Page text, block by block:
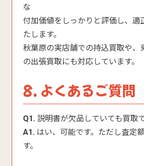
な
付加価値をしっかりと評価し、適
たします。
秋葉原の実店舗での持込買取や、
の出張買取にも対応しています。
8. よくあるご質問
Q1. 説明書が欠品していても買取
A1. はい、可能です。ただし査定
す。